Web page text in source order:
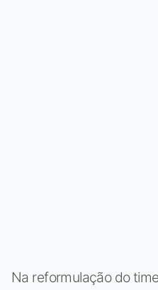
Na reformulação do